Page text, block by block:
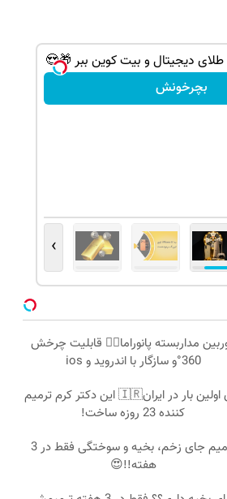
دیجیتال و بیت کوین ببر 🎁😍
بچرخونش
›
مداربسته پانوراما👈🏻 قابلیت چرخش
360°و سازگار با اندروید و ios
برای اولین بار در ایران🇮🇷 این دکتر کرم ترمیم
کننده 23 روزه ساخت!
ترمیم جای زخم، بخیه و سوختگی فقط در 3
هفته!!😍